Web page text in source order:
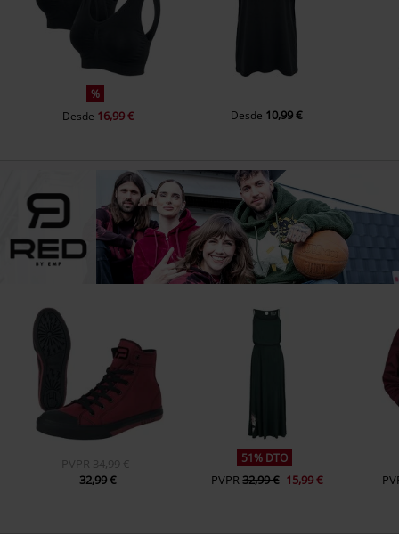
%
Desde 16,99 € Desde 10,99 €
PVPR 34,99 €
32,99 €
51% DTO
PVPR32,99 € 15,99 €